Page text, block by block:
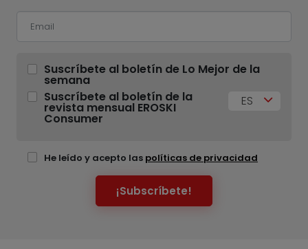
Suscríbete al boletín de Lo Mejor de la
semana
Suscríbete al boletín de la
revista mensual EROSKI
Consumer
ES
He leído y acepto las políticas de privacidad
¡Subscríbete!